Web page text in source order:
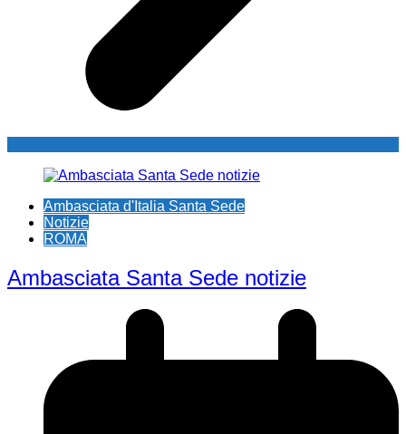
Ambasciata d'Italia Santa Sede
Notizie
ROMA
Ambasciata Santa Sede notizie